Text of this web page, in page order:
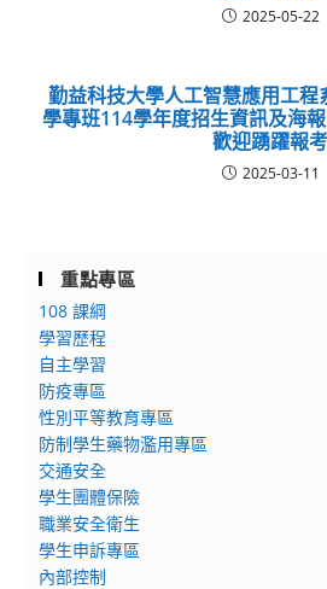
2025-05-22
勤益科技大學人工智慧應用工程
學專班114學年度招生資訊及海
歡迎踴躍報考
2025-03-11
重點專區
108 課綱
學習歷程
自主學習
防疫專區
性別平等教育專區
防制學生藥物濫用專區
交通安全
學生團體保險
職業安全衛生
學生申訴專區
內部控制